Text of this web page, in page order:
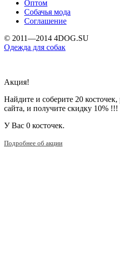
Оптом
Собачья мода
Соглашение
© 2011—2014 4DOG.SU
Одежда для собак
Акция!
Найдите и соберите 20
сайта, и получите скидку 10% !!!
У Вас 0 косточек.
Подробнее об акции